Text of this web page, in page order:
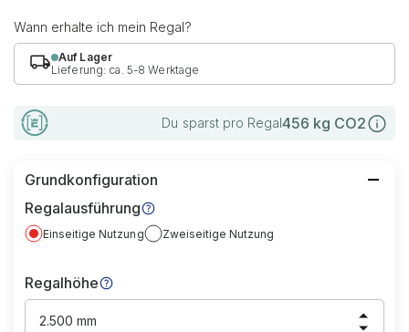
Wann erhalte ich mein Regal?
Auf Lager
Lieferung: ca. 5-8 Werktage
Du sparst pro Regal456 kg CO2
Grundkonfiguration
Regalausführung
Einseitige Nutzung Zweiseitige Nutzung
Regalhöhe
2.500 mm